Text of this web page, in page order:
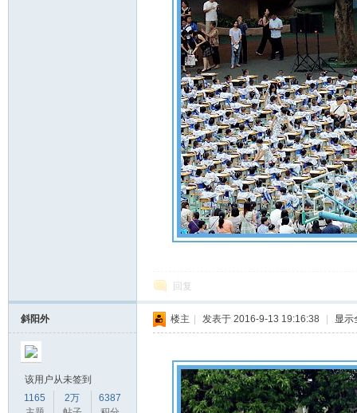
回复
斜阳外
该用户从未签到
1165
2万
6387
楼主 发表于 2016-9-13 19:16:38 显示